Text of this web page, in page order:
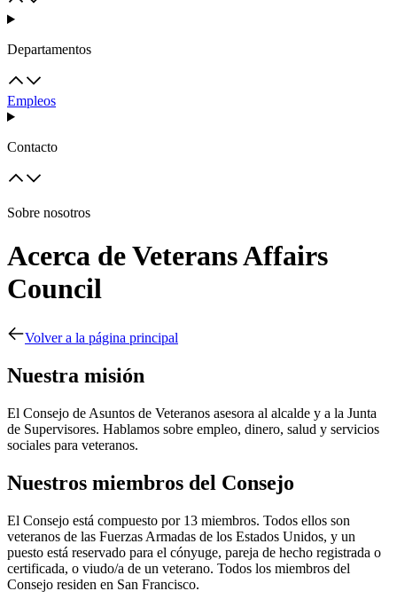
Departamentos
Empleos
Contacto
Sobre nosotros
Acerca de Veterans Affairs
Council
Volver a la página principal
Nuestra misión
El Consejo de Asuntos de Veteranos asesora al alcalde y a la Junta
de Supervisores. Hablamos sobre empleo, dinero, salud y servicios
sociales para veteranos.
Nuestros miembros del Consejo
El Consejo está compuesto por 13 miembros. Todos ellos son
veteranos de las Fuerzas Armadas de los Estados Unidos, y un
puesto está reservado para el cónyuge, pareja de hecho registrada o
certificada, o viudo/a de un veterano. Todos los miembros del
Consejo residen en San Francisco.